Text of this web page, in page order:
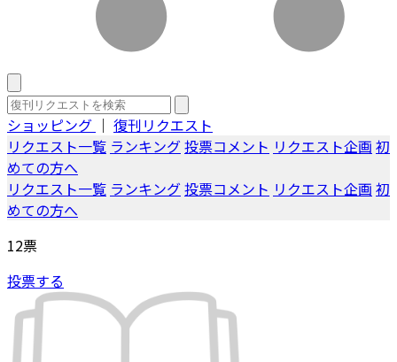
ショッピング ｜ 復刊リクエスト
リクエスト一覧 ランキング投票コメント リクエスト企画 初
めての方へ
リクエスト一覧 ランキング投票コメント リクエスト企画 初
めての方へ
12票
投票する